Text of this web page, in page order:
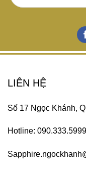
LIÊN HỆ
Số 17 Ngọc Khánh,
Hotline: 090.333.5999